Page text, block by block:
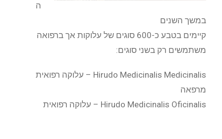
ה
במשך השנים
קיימים בטבע כ-600 סוגים של עלוקות אך ברפואה
משתמשים רק בשני סוגים:
Hirudo Medicinalis Medicinalis – עלוקה רפואית
מרפאה
Hirudo Medicinalis Oficinalis – עלוקה רפואית